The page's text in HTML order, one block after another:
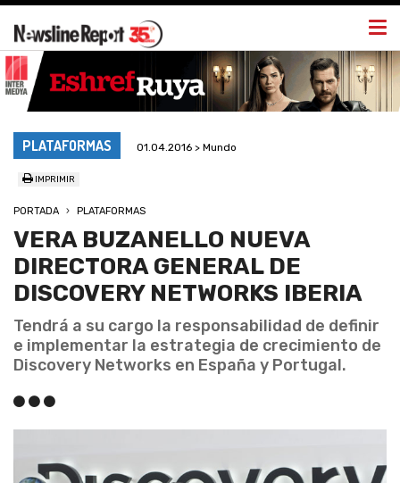
PLATAFORMAS 01.04.2016 > Mundo
IMPRIMIR
PORTADA PLATAFORMAS
VERA BUZANELLO NUEVA
DIRECTORA GENERAL DE
DISCOVERY NETWORKS IBERIA
Tendrá a su cargo la responsabilidad de definir
e implementar la estrategia de crecimiento de
Discovery Networks en España y Portugal.